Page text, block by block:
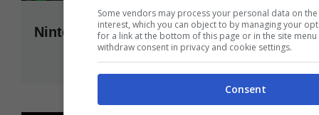
Nintendo Wii Fit Plus all’E3
Giugno 3, 2009
Some vendors may process your personal data on
interest, which you can object to by managing your
for a link at the bottom of this page or in the site
withdraw consent in privacy and cookie settings.
Consent